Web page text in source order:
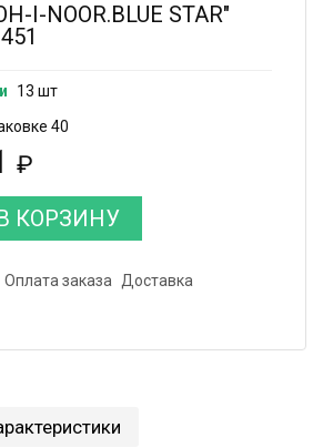
I-NOOR.BLUE STAR"
13 шт
40
₽
КОРЗИНУ
Оплата заказа Доставка